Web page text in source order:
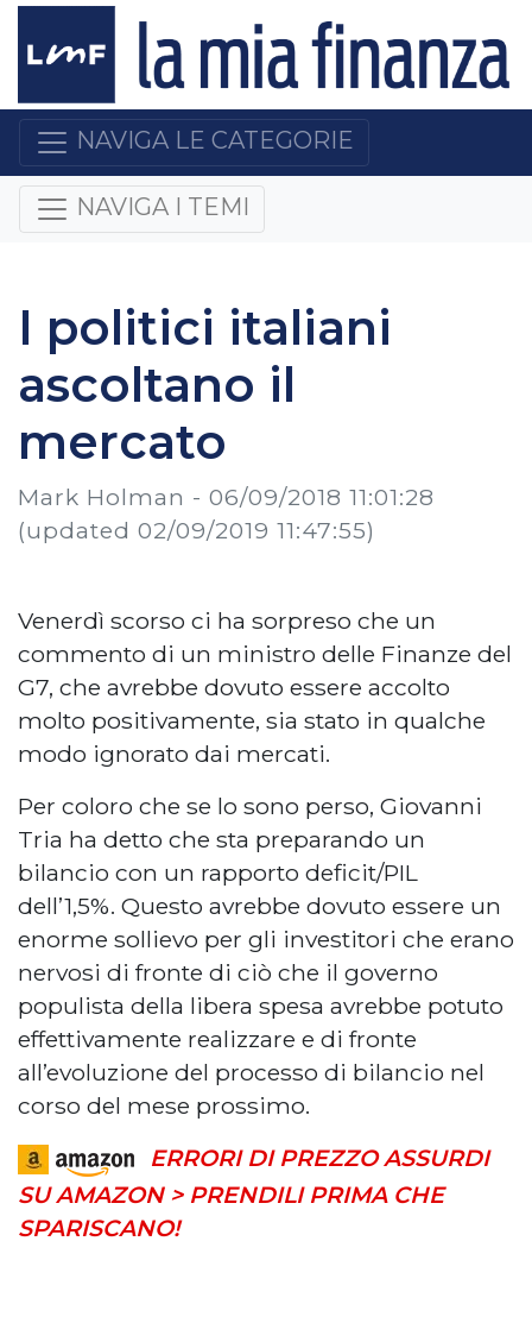
NAVIGA LE CATEGORIE
NAVIGA I TEMI
I politici italiani
ascoltano il
mercato
Mark Holman - 06/09/2018 11:01:28
(updated 02/09/2019 11:47:55)
Venerdì scorso ci ha sorpreso che un
commento di un ministro delle Finanze del
G7, che avrebbe dovuto essere accolto
molto positivamente, sia stato in qualche
modo ignorato dai mercati.
Per coloro che se lo sono perso, Giovanni
Tria ha detto che sta preparando un
bilancio con un rapporto deficit/PIL
dell’1,5%. Questo avrebbe dovuto essere un
enorme sollievo per gli investitori che erano
nervosi di fronte di ciò che il governo
populista della libera spesa avrebbe potuto
effettivamente realizzare e di fronte
all’evoluzione del processo di bilancio nel
corso del mese prossimo.
ERRORI DI PREZZO ASSURDI
SU AMAZON > PRENDILI PRIMA CHE
SPARISCANO!